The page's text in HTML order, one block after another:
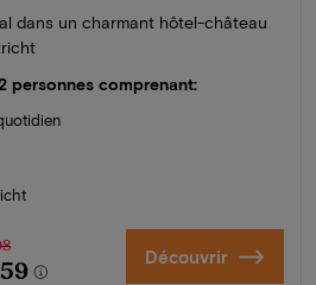
dans un charmant hôtel-château
personnes comprenant:
Découvrir